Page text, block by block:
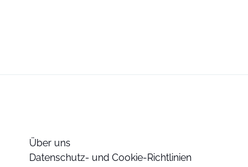
Über uns
Datenschutz- und Cookie-Richtlinien